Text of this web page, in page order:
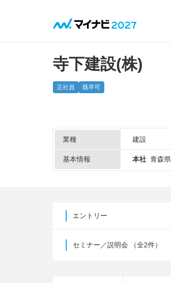
寺下建設(株)
正社員 既卒可
業種 建設
基本情報 本社 青森県
エントリー
セミナー／説明会 （全2件）